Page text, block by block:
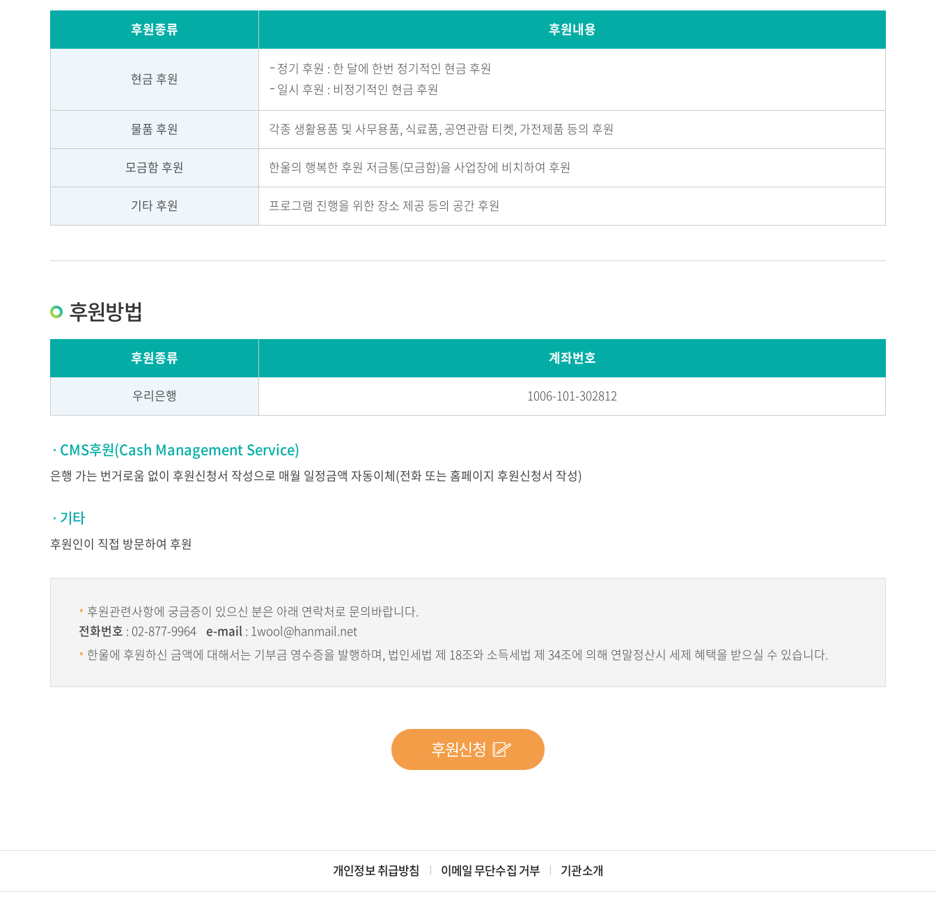
후원종류 후원내용
현금 후원
정기 후원 : 한 달에 한번 정기적인 현금 후원
일시 후원 : 비정기적인 현금 후원
물품 후원 각종 생활용품 및 사무용품, 식료품, 공연관람 티켓, 가전제품 등의 후원
모금함 후원 한울의 행복한 후원 저금통(모금함)을 사업장에 비치하여 후원
기타 후원 프로그램 진행을 위한 장소 제공 등의 공간 후원
후원방법
후원종류 계좌번호
우리은행 1006-101-302812
CMS후원(Cash Management Service)
은행 가는 번거로움 없이 후원신청서 작성으로 매월 일정금액 자동이체(전화 또는 홈페이지 후원신청서 작성)
기타
후원인이 직접 방문하여 후원
* 후원관련사항에 궁금증이 있으신 분은 아래 연락처로 문의바랍니다.
전화번호 : 02-877-9964 e-mail : 1wool@hanmail.net
* 한울에 후원하신 금액에 대해서는 기부금 영수증을 발행하며, 법인세법 제 18조와 소득세법 제 34조에 의해 연말정산시 세제 혜택을 받으실 수 있습니다.
후원신청
개인정보 취급방침 이메일 무단수집 거부 기관소개